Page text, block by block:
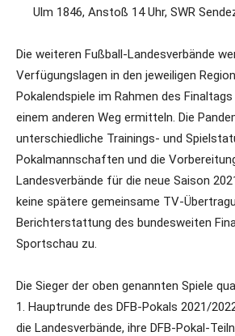
Ulm 1846, Anstoß 14 Uhr, SWR
Die weiteren Fußball-Landesverbände
Verfügungslagen in den jeweiligen
Pokalendspiele im Rahmen des
einem anderen Weg ermitteln. Die
unterschiedliche Trainings- und
Pokalmannschaften und die
Landesverbände für die neue Saison
keine spätere gemeinsame TV-
Berichterstattung des bundesweiten
Sportschau zu.
Die Sieger der oben genannten Spiele
1. Hauptrunde des DFB-Pokals 2021/
die Landesverbände, ihre DFB-Pokal-